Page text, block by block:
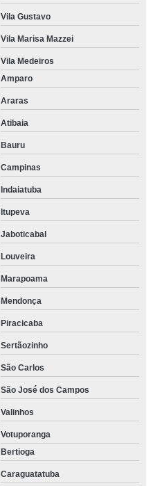
Vila Gustavo
Vila Marisa Mazzei
Vila Medeiros
Amparo
Araras
Atibaia
Bauru
Campinas
Indaiatuba
Itupeva
Jaboticabal
Louveira
Marapoama
Mendonça
Piracicaba
Sertãozinho
São Carlos
São José dos Campos
Valinhos
Votuporanga
Bertioga
Caraguatatuba